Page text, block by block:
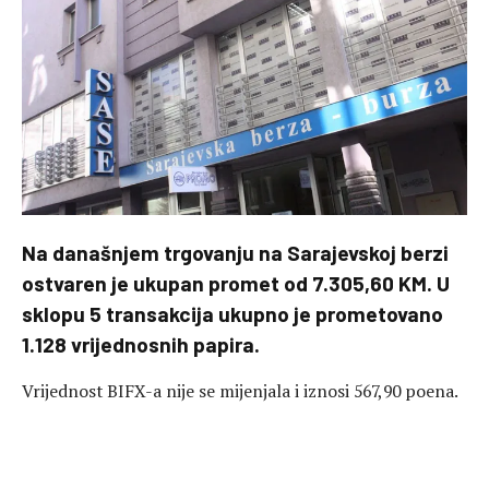
Na današnjem trgovanju na Sarajevskoj berzi
ostvaren je ukupan promet od 7.305,60 KM. U
sklopu 5 transakcija ukupno je prometovano
1.128 vrijednosnih papira.
Vrijednost BIFX-a nije se mijenjala i iznosi 567,90 poena.